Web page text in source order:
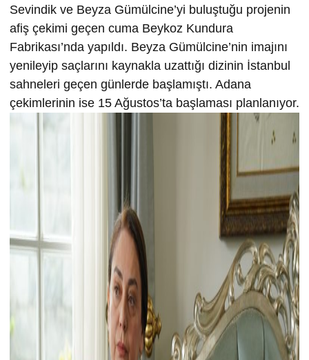
Sevindik ve Beyza Gümülcine’yi buluştuğu projenin
afiş çekimi geçen cuma Beykoz Kundura
Fabrikası’nda yapıldı. Beyza Gümülcine’nin imajını
yenileyip saçlarını kaynakla uzattığı dizinin İstanbul
sahneleri geçen günlerde başlamıştı. Adana
çekimlerinin ise 15 Ağustos’ta başlaması planlanıyor.